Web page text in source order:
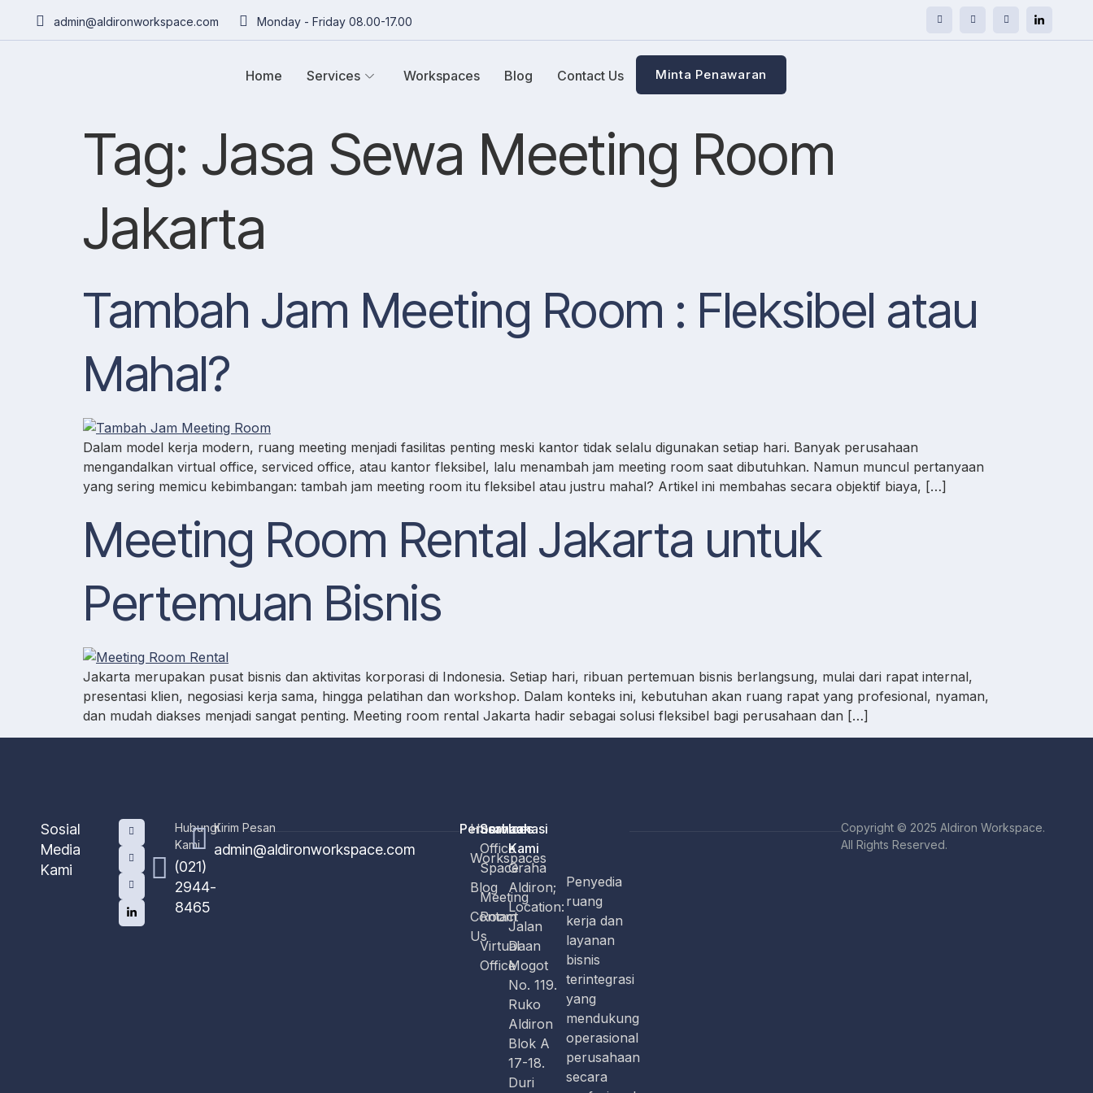
admin@aldironworkspace.com Monday - Friday 08.00-17.00
Home Services Workspaces Blog Contact Us Minta Penawaran
Tag: Jasa Sewa Meeting Room
Jakarta
Tambah Jam Meeting Room : Fleksibel atau
Mahal?
Dalam model kerja modern, ruang meeting menjadi fasilitas penting meski kantor tidak selalu digunakan setiap hari. Banyak perusahaan
mengandalkan virtual office, serviced office, atau kantor fleksibel, lalu menambah jam meeting room saat dibutuhkan. Namun muncul pertanyaan
yang sering memicu kebimbangan: tambah jam meeting room itu fleksibel atau justru mahal? Artikel ini membahas secara objektif biaya, […]
Meeting Room Rental Jakarta untuk
Pertemuan Bisnis
Jakarta merupakan pusat bisnis dan aktivitas korporasi di Indonesia. Setiap hari, ribuan pertemuan bisnis berlangsung, mulai dari rapat internal,
presentasi klien, negosiasi kerja sama, hingga pelatihan dan workshop. Dalam konteks ini, kebutuhan akan ruang rapat yang profesional, nyaman,
dan mudah diakses menjadi sangat penting. Meeting room rental Jakarta hadir sebagai solusi fleksibel bagi perusahaan dan […]
Sosial
Media
Kami
Hubungi
Kami
(021)
2944-
8465
Kirim Pesan
admin@aldironworkspace.com
Perusahaan
Home
Workspaces
Blog
Contact
Us
Services
Office
Space
Meeting
Room
Virtual
Office
Lokasi
Kami
Graha
Aldiron;
Location:
Jalan
Daan
Mogot
No. 119.
Ruko
Aldiron
Blok A
17-18.
Duri
Penyedia
ruang
kerja dan
layanan
bisnis
terintegrasi
yang
mendukung
operasional
perusahaan
secara
Copyright © 2025 Aldiron Workspace.
All Rights Reserved.